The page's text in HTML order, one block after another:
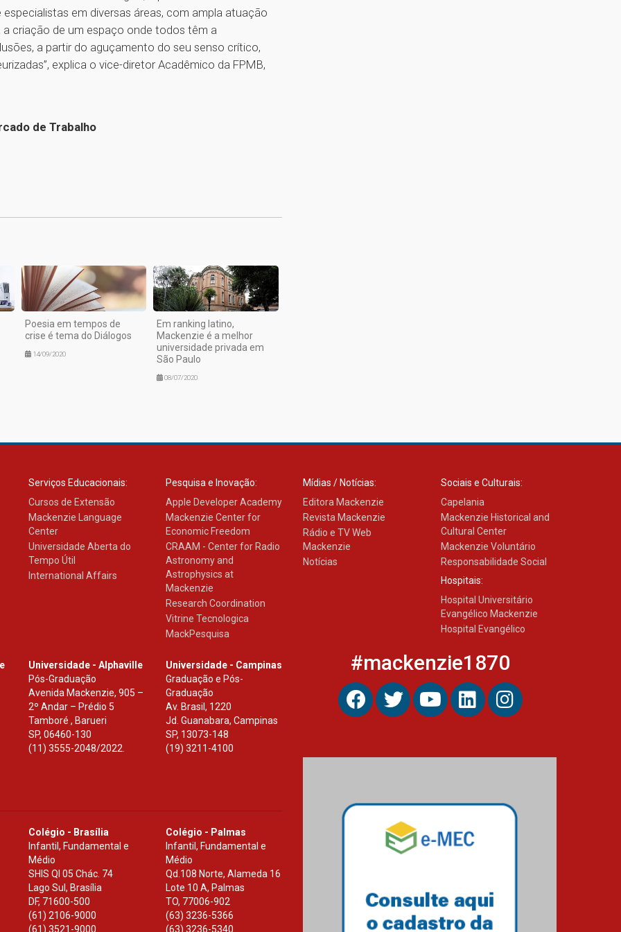
em diversas áreas, com ampla atuação
criação de um espaço onde todos têm a
a partir do aguçamento do seu senso crítico,
explica o vice-diretor Acadêmico da FPMB,
de Trabalho
Poesia em tempos de
crise é tema do Diálogos
14/09/2020
Em ranking latino,
Mackenzie é a melhor
universidade privada em
São Paulo
08/07/2020
Serviços Educacionais:
Cursos de Extensão
Mackenzie Language
Center
Universidade Aberta do
Tempo Útil
International Affairs
Pesquisa e Inovação:
Apple Developer Academy
Mackenzie Center for
Economic Freedom
CRAAM - Center for Radio
Astronomy and
Astrophysics at
Mackenzie
Research Coordination
Vitrine Tecnologica
MackPesquisa
Mídias / Notícias:
Editora Mackenzie
Revista Mackenzie
Rádio e TV Web
Mackenzie
Notícias
Sociais e Culturais:
Capelania
Mackenzie Historical and
Cultural Center
Mackenzie Voluntário
Responsabilidade Social
Hospitais:
Hospital Universitário
Evangélico Mackenzie
Hospital Evangélico
Universidade - Alphaville
Pós-Graduação
Avenida Mackenzie, 905 –
2º Andar – Prédio 5
Tamboré , Barueri
SP, 06460-130
(11) 3555-2048/2022.
Universidade - Campinas
Graduação e Pós-
Graduação
Av. Brasil, 1220
Jd. Guanabara, Campinas
SP, 13073-148
(19) 3211-4100
Colégio - Brasília
Infantil, Fundamental e
Médio
SHIS Ql 05 Chác. 74
Lago Sul, Brasília
DF, 71600-500
(61) 2106-9000
(61) 3521-9000
Colégio - Palmas
Infantil, Fundamental e
Médio
Qd.108 Norte, Alameda 16
Lote 10 A, Palmas
TO, 77006-902
(63) 3236-5366
(63) 3236-5340
#mackenzie1870